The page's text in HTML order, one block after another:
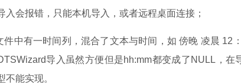
入会报错，只能本机导入，或者远程桌面连接；
件中有一时间列，混合了文本与时间，如 傍晚 凌晨 12
导入虽然方便但是hh:mm都变成了NULL，在
不能实现。